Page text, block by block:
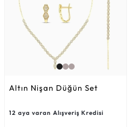
Altın Nişan Düğün Set
12 aya varan Alışveriş Kredisi